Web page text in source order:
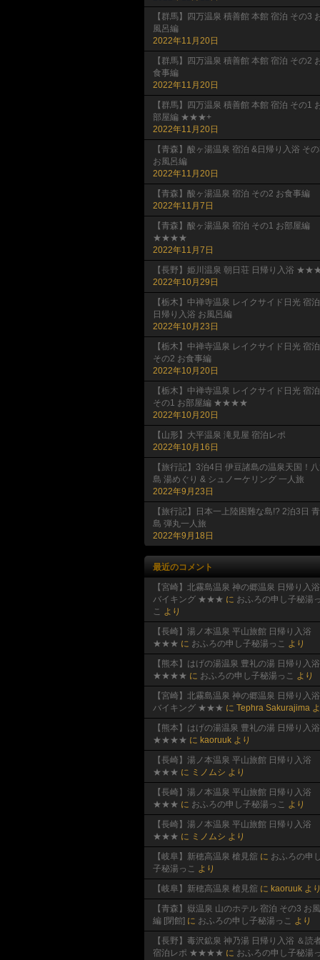
【群馬】四万温泉 積善館 本館 宿泊 その3
風呂編
2022年11月20日
【群馬】四万温泉 積善館 本館 宿泊 その2
食事編
2022年11月20日
【群馬】四万温泉 積善館 本館 宿泊 その1
部屋編 ★★★+
2022年11月20日
【青森】酸ヶ湯温泉 宿泊 &日帰り入浴 そ
お風呂編
2022年11月20日
【青森】酸ヶ湯温泉 宿泊 その2 お食事編
2022年11月7日
【青森】酸ヶ湯温泉 宿泊 その1 お部屋編
★★★★
2022年11月7日
【長野】姫川温泉 朝日荘 日帰り入浴
2022年10月29日
【栃木】中禅寺温泉 レイクサイド日光 宿
日帰り入浴 お風呂編
2022年10月23日
【栃木】中禅寺温泉 レイクサイド日光 宿泊
その2 お食事編
2022年10月20日
【栃木】中禅寺温泉 レイクサイド日光 宿泊
その1 お部屋編 ★★★★
2022年10月20日
【山形】大平温泉 滝見屋 宿泊レポ
2022年10月16日
【旅行記】3泊4日 伊豆諸島の温泉天国！
島 湯めぐり & シュノーケリング 一人旅
2022年9月23日
【旅行記】日本一上陸困難な島!? 2泊3日
島 弾丸一人旅
2022年9月18日
最近のコメント
【宮崎】北霧島温泉 神の郷温泉 日帰り入
バイキング ★★★ に おふろの申し子秘湯っ
こ より
【長崎】湯ノ本温泉 平山旅館 日帰り入浴
★★★ に おふろの申し子秘湯っこ より
【熊本】はげの湯温泉 豊礼の湯 日帰り入浴
★★★★ に おふろの申し子秘湯っこ より
【宮崎】北霧島温泉 神の郷温泉 日帰り入
バイキング ★★★ に Tephra Sakurajima
【熊本】はげの湯温泉 豊礼の湯 日帰り入浴
★★★★ に kaoruuk より
【長崎】湯ノ本温泉 平山旅館 日帰り入浴
★★★ に ミノムシ より
【長崎】湯ノ本温泉 平山旅館 日帰り入浴
★★★ に おふろの申し子秘湯っこ より
【長崎】湯ノ本温泉 平山旅館 日帰り入浴
★★★ に ミノムシ より
【岐阜】新穂高温泉 槍見舘 に おふろの申し
子秘湯っこ より
【岐阜】新穂高温泉 槍見舘 に kaoruuk より
【青森】嶽温泉 山のホテル 宿泊 その3 お
編 [閉館] に おふろの申し子秘湯っこ より
【長野】毒沢鉱泉 神乃湯 日帰り入浴 ＆読
宿泊レポ ★★★★ に おふろの申し子秘湯っ